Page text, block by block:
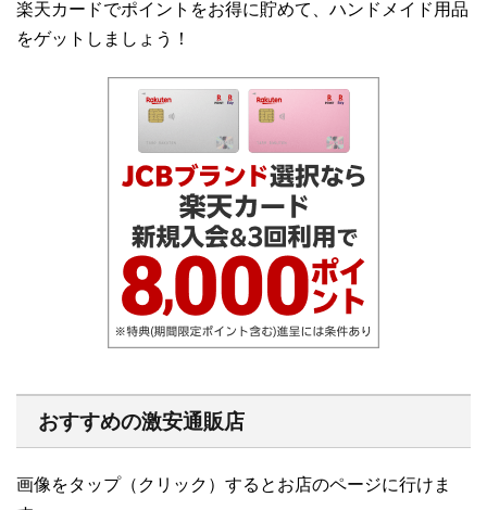
楽天カードでポイントをお得に貯めて、ハンドメイド用品
をゲットしましょう！
おすすめの激安通販店
画像をタップ（クリック）するとお店のページに行けま